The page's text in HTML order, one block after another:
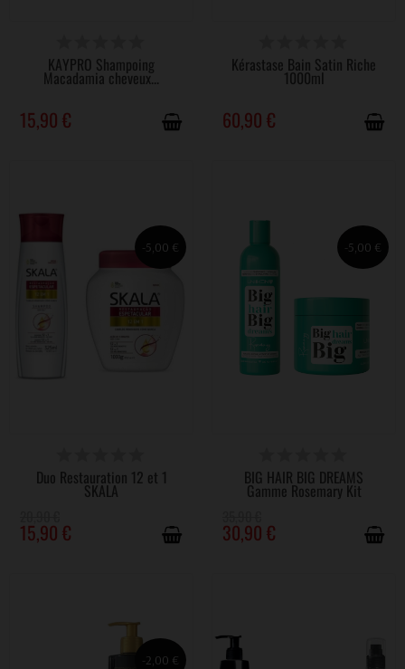
KAYPRO Shampoing
Macadamia cheveux...
15,90 €
Kérastase Bain Satin Riche
1000ml
60,90 €
-5,00 €
Duo Restauration 12 et 1
SKALA
15,90 €
-5,00 €
BIG HAIR BIG DREAMS
Gamme Rosemary Kit
30,90 €
-2,00 €